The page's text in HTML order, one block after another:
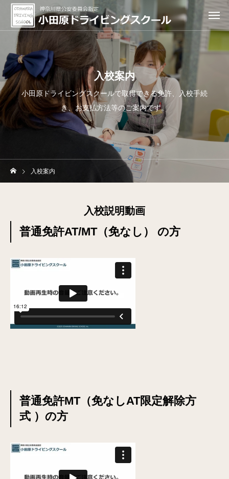
入校案内
小田原ドライビングスクールで取得できる免許、入校手続
き、お支払方法等のご案内です。
入校案内
入校説明動画
普通免許AT/MT（免なし） の方
普通免許MT（免なしAT限定解除方
式 ）の方